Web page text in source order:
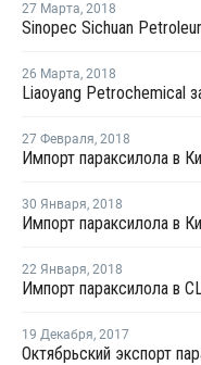
27 Марта, 2018
26 Марта, 2018
27 Февраля, 2018
Импорт параксилола в
30 Января, 2018
Импорт параксилола в
22 Января, 2018
19 Декабря, 2017